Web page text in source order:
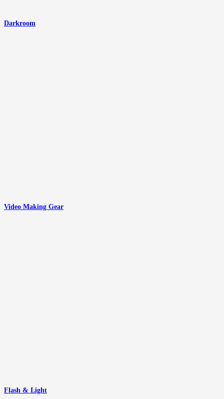
Darkroom
Video Making Gear
Flash & Light